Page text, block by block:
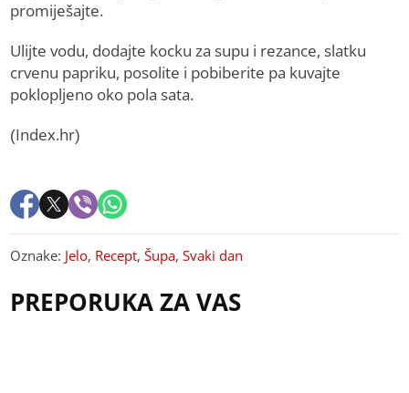
promiješajte.
Ulijte vodu, dodajte kocku za supu i rezance, slatku
crvenu papriku, posolite i pobiberite pa kuvajte
poklopljeno oko pola sata.
(Index.hr)
Oznake: Jelo, Recept,Šupa,Svaki dan
PREPORUKA ZA VAS